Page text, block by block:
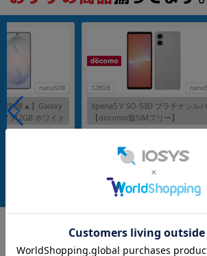
nanoSIM
制限▲】Galaxy
512GB ホワイト
フリー】
128GB
Xperia5 V SO-53D プラチナシル
【docomo版SIMフリー】
付属品: 本体のみ
在庫数：1
中古Aランク 57,800 円